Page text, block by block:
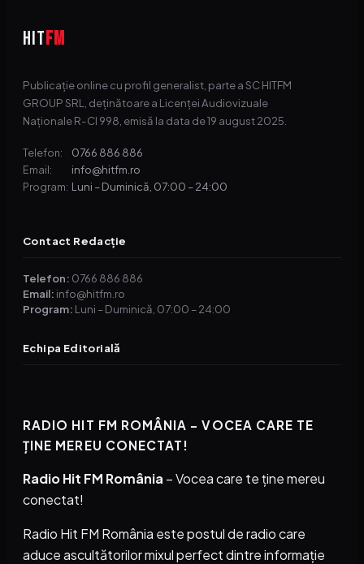
HITFM
Publicație online cu profil generalist, parte a SC HITFM
GROUP SRL, deținătoare a Licenței Audiovizuale
Naționale R-CI 998, emisă la data de 19 august 2025.
Telefon: 0766 886 886
Email: info@hitfm.ro
Program: Luni – Duminică, 07:00 – 24:00
Contact Redacție
Telefon: 0766 886 886
Email: info@hitfm.ro
Program: Luni – Duminică, 07:00 – 24:00
Echipa Editorială
RADIO HIT FM ROMÂNIA – VOCEA CARE TE
ȚINE MEREU CONECTAT!
Radio Hit FM România – Vocea care te ține mereu
conectat!
Radio Hit FM România este postul de radio care
aduce ascultătorilor mixul perfect dintre informație